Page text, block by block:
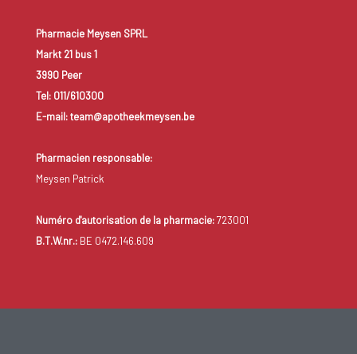
Pharmacie Meysen SPRL
Markt 21 bus 1
3990 Peer
Tel: 011/610300
E-mail: team@apotheekmeysen.be
Pharmacien responsable:
Meysen Patrick
Numéro d'autorisation de la pharmacie:723001
B.T.W.nr.:BE 0472.146.609